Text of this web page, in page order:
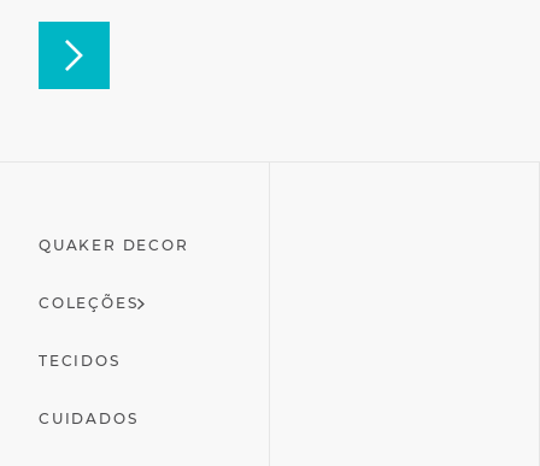
QUAKER DECOR
COLEÇÕES
TECIDOS
CUIDADOS